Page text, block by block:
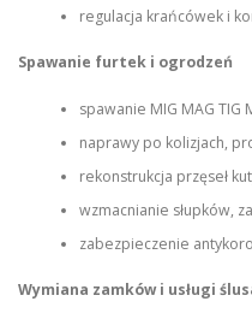
regulacja krańcówek i
Spawanie furtek i ogrodzeń
spawanie MIG MAG TIG
naprawy po kolizjach,
rekonstrukcja przęseł
wzmacnianie słupków,
zabezpieczenie
Wymiana zamków i usługi